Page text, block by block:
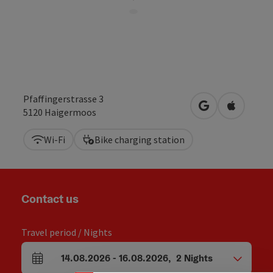
Pfaffingerstrasse 3
5120 Haigermoos open inOpen in
Wi-Fi Bike charging station
Contact us
Travel period / Nights
arrival and departure fields
14.08.2026- 16.08.2026, 2 Nights